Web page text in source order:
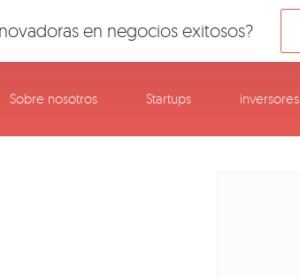
Sobre nosotros Startups inversores
en negocios exitosos?